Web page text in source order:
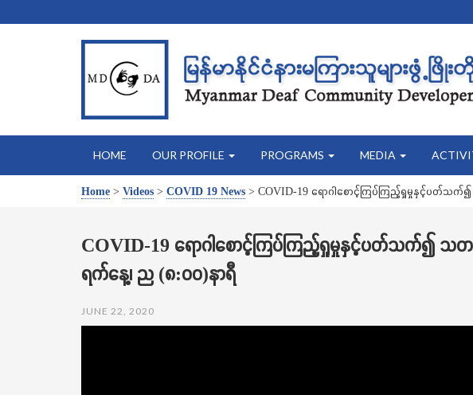
HOME OUR PROFILE PROGRAMS MEDIA
Home > Videos > COVID 19 News > COVID-19 ရောဂါစောင့်ကြပ်ကြည့်ရှုမှုနှင့်ပတ်သက်
COVID-19 ရောဂါစောင့်ကြပ်ကြည့်ရှုမှုနှင့်ပတ်သက်၍ သတင်
ရက်နေ့၊ ည (၈:၀၀)နာရီ
JUNE 22, 2020